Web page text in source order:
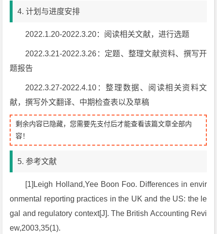
4. 计划与进度安排
2022.1.20-2022.3.20：阅读相关文献，进行选题
2022.3.21-2022.3.26：定题、整理文献资料、撰写开
题报告
2022.3.27-2022.4.10：整理数据、阅读相关资料文
献，撰写外文翻译、中期检查表以及草稿
剩余内容已隐藏，您需要先支付后才能查看该篇文章全部内
容！
5. 参考文献
[1]Leigh Holland,Yee Boon Foo. Differences in envir
onmental reporting practices in the UK and the US: the le
gal and regulatory context[J]. The British Accounting Revi
ew,2003,35(1).